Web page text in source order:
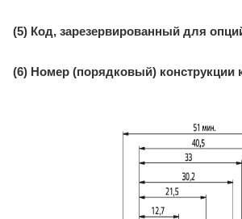
(5) Код, зарезервированный для
(6) Номер (порядковый) конструкции